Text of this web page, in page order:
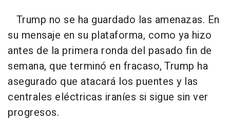
Trump no se ha guardado las amenazas. En
su mensaje en su plataforma, como ya hizo
antes de la primera ronda del pasado fin de
semana, que terminó en fracaso, Trump ha
asegurado que atacará los puentes y las
centrales eléctricas iraníes si sigue sin ver
progresos.